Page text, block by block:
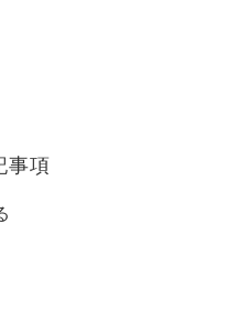
事項